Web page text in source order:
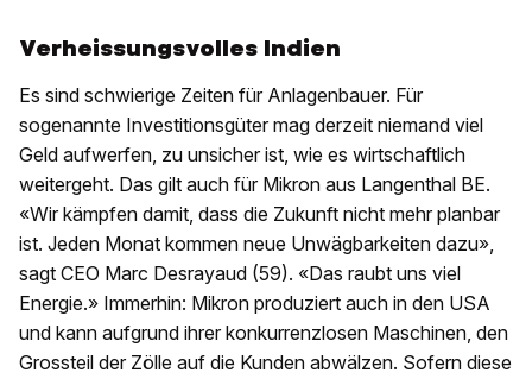
Verheissungsvolles Indien
Es sind schwierige Zeiten für Anlagenbauer. Für
sogenannte Investitionsgüter mag derzeit niemand viel
Geld aufwerfen, zu unsicher ist, wie es wirtschaftlich
weitergeht. Das gilt auch für Mikron aus Langenthal BE.
«Wir kämpfen damit, dass die Zukunft nicht mehr planbar
ist. Jeden Monat kommen neue Unwägbarkeiten dazu»,
sagt CEO Marc Desrayaud (59). «Das raubt uns viel
Energie.» Immerhin: Mikron produziert auch in den USA
und kann aufgrund ihrer konkurrenzlosen Maschinen, den
Grossteil der Zölle auf die Kunden abwälzen. Sofern diese